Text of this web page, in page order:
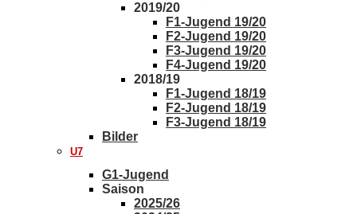
2019/20
F1-Jugend 19/20
F2-Jugend 19/20
F3-Jugend 19/20
F4-Jugend 19/20
2018/19
F1-Jugend 18/19
F2-Jugend 18/19
F3-Jugend 18/19
Bilder
U7
G1-Jugend
Saison
2025/26